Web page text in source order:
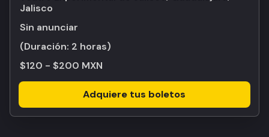
Jalisco
Sin anunciar
(Duración: 2 horas)
$120 - $200 MXN
Adquiere tus boletos